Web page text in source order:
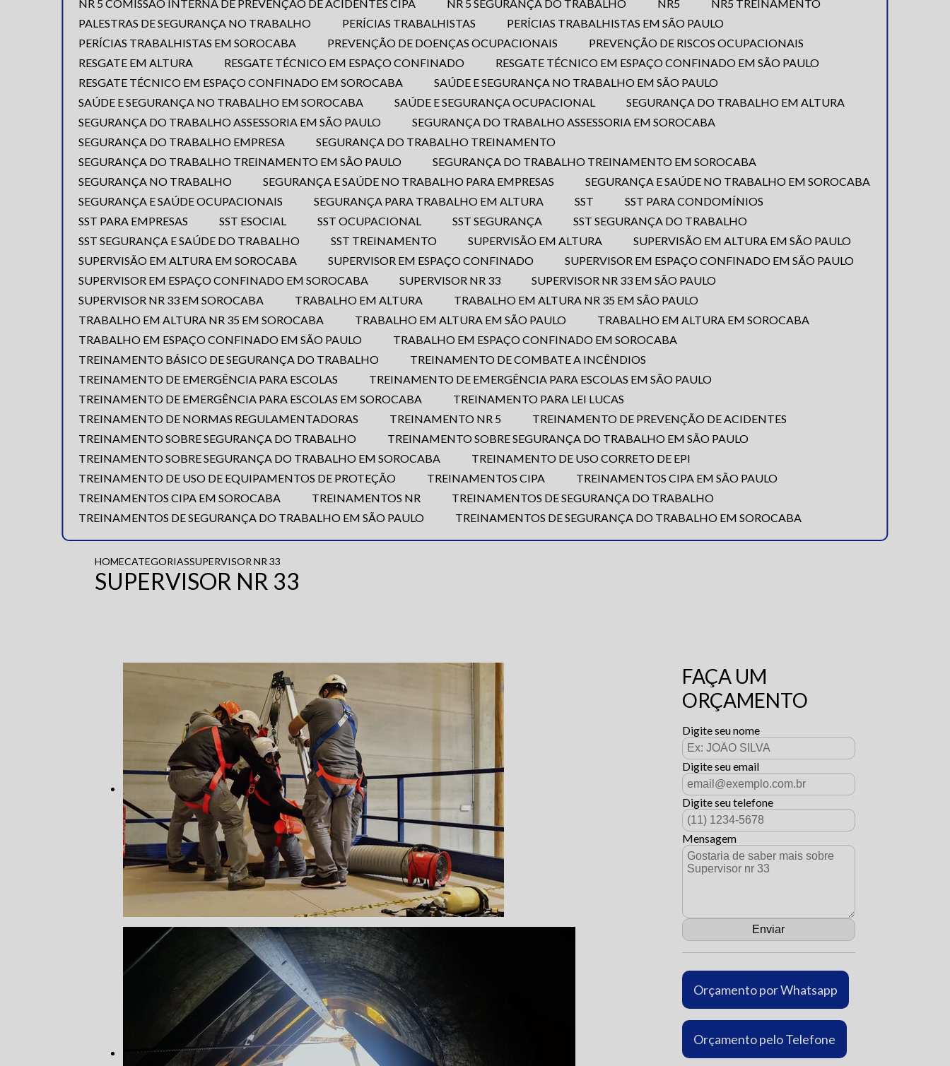
NR 5 COMISSÃO INTERNA DE PREVENÇÃO DE ACIDENTES CIPA
NR 5 SEGURANÇA DO TRABALHO NR5
NR5 TREINAMENTO
PALESTRAS DE SEGURANÇA NO TRABALHO
PERÍCIAS TRABALHISTAS
PERÍCIAS TRABALHISTAS EM SÃO PAULO
PERÍCIAS TRABALHISTAS EM SOROCABA
PREVENÇÃO DE DOENÇAS OCUPACIONAIS
PREVENÇÃO DE RISCOS OCUPACIONAIS
RESGATE EM ALTURA
RESGATE TÉCNICO EM ESPAÇO CONFINADO
RESGATE TÉCNICO EM ESPAÇO CONFINADO EM SÃO PAULO
RESGATE TÉCNICO EM ESPAÇO CONFINADO EM SOROCABA
SAÚDE E SEGURANÇA NO TRABALHO EM SÃO PAULO
SAÚDE E SEGURANÇA NO TRABALHO EM SOROCABA
SAÚDE E SEGURANÇA OCUPACIONAL
SEGURANÇA DO TRABALHO EM ALTURA
SEGURANÇA DO TRABALHO ASSESSORIA EM SÃO PAULO
SEGURANÇA DO TRABALHO ASSESSORIA EM SOROCABA
SEGURANÇA DO TRABALHO EMPRESA
SEGURANÇA DO TRABALHO TREINAMENTO
SEGURANÇA DO TRABALHO TREINAMENTO EM SÃO PAULO
SEGURANÇA DO TRABALHO TREINAMENTO EM SOROCABA
SEGURANÇA NO TRABALHO
SEGURANÇA E SAÚDE NO TRABALHO PARA EMPRESAS
SEGURANÇA E SAÚDE NO TRABALHO EM SOROCABA
SEGURANÇA E SAÚDE OCUPACIONAIS
SEGURANÇA PARA TRABALHO EM ALTURA SST
SST PARA CONDOMÍNIOS
SST PARA EMPRESAS
SST ESOCIAL SST OCUPACIONAL SST SEGURANÇA
SST SEGURANÇA DO TRABALHO
SST SEGURANÇA E SAÚDE DO TRABALHO
SST TREINAMENTO SUPERVISÃO EM ALTURA
SUPERVISÃO EM ALTURA EM SÃO PAULO
SUPERVISÃO EM ALTURA EM SOROCABA
SUPERVISOR EM ESPAÇO CONFINADO
SUPERVISOR EM ESPAÇO CONFINADO EM SÃO PAULO
SUPERVISOR EM ESPAÇO CONFINADO EM SOROCABA
SUPERVISOR NR 33
SUPERVISOR NR 33 EM SÃO PAULO
SUPERVISOR NR 33 EM SOROCABA
TRABALHO EM ALTURA
TRABALHO EM ALTURA NR 35 EM SÃO PAULO
TRABALHO EM ALTURA NR 35 EM SOROCABA
TRABALHO EM ALTURA EM SÃO PAULO
TRABALHO EM ALTURA EM SOROCABA
TRABALHO EM ESPAÇO CONFINADO EM SÃO PAULO
TRABALHO EM ESPAÇO CONFINADO EM SOROCABA
TREINAMENTO BÁSICO DE SEGURANÇA DO TRABALHO
TREINAMENTO DE COMBATE A INCÊNDIOS
TREINAMENTO DE EMERGÊNCIA PARA ESCOLAS
TREINAMENTO DE EMERGÊNCIA PARA ESCOLAS EM SÃO PAULO
TREINAMENTO DE EMERGÊNCIA PARA ESCOLAS EM SOROCABA
TREINAMENTO PARA LEI LUCAS
TREINAMENTO DE NORMAS REGULAMENTADORAS
TREINAMENTO NR 5
TREINAMENTO DE PREVENÇÃO DE ACIDENTES
TREINAMENTO SOBRE SEGURANÇA DO TRABALHO
TREINAMENTO SOBRE SEGURANÇA DO TRABALHO EM SÃO PAULO
TREINAMENTO SOBRE SEGURANÇA DO TRABALHO EM SOROCABA
TREINAMENTO DE USO CORRETO DE EPI
TREINAMENTO DE USO DE EQUIPAMENTOS DE PROTEÇÃO
TREINAMENTOS CIPA
TREINAMENTOS CIPA EM SÃO PAULO
TREINAMENTOS CIPA EM SOROCABA
TREINAMENTOS NR
TREINAMENTOS DE SEGURANÇA DO TRABALHO
TREINAMENTOS DE SEGURANÇA DO TRABALHO EM SÃO PAULO
TREINAMENTOS DE SEGURANÇA DO TRABALHO EM SOROCABA
HOMECATEGORIASSUPERVISOR NR 33
SUPERVISOR NR 33
FAÇA UM
ORÇAMENTO
Digite seu nome
Digite seu email
Digite seu telefone
Mensagem
Orçamento por Whatsapp
Orçamento pelo Telefone